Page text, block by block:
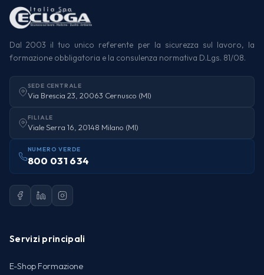
Dal 2003 il tuo unico referente per la sicurezza sul lavoro, la
formazione obbligatoria e la consulenza normativa D.Lgs. 81/08.
SEDE CENTRALE
Via Brescia 23, 20063 Cernusco (MI)
FILIALE
Viale Serra 16, 20148 Milano (MI)
NUMERO VERDE
800 031 634
Servizi principali
E-Shop Formazione